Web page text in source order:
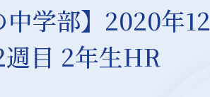
中学部】2020年12
週目 2年生HR